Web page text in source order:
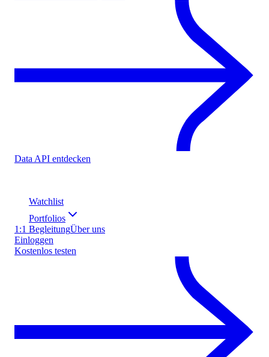
Data API entdecken
Watchlist
Portfolios
1:1 BegleitungÜber uns
Einloggen
Kostenlos testen